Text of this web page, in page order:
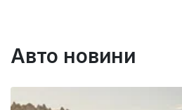
Авто новини